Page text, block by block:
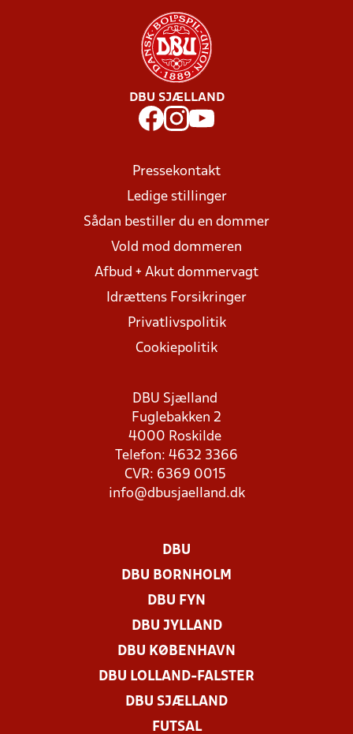
DBU SJÆLLAND
Pressekontakt
Ledige stillinger
Sådan bestiller du en dommer
Vold mod dommeren
Afbud + Akut dommervagt
Idrættens Forsikringer
Privatlivspolitik
Cookiepolitik
DBU Sjælland
Fuglebakken 2
4000 Roskilde
Telefon: 4632 3366
CVR: 6369 0015
info@dbusjaelland.dk
DBU
DBU BORNHOLM
DBU FYN
DBU JYLLAND
DBU KØBENHAVN
DBU LOLLAND-FALSTER
DBU SJÆLLAND
FUTSAL